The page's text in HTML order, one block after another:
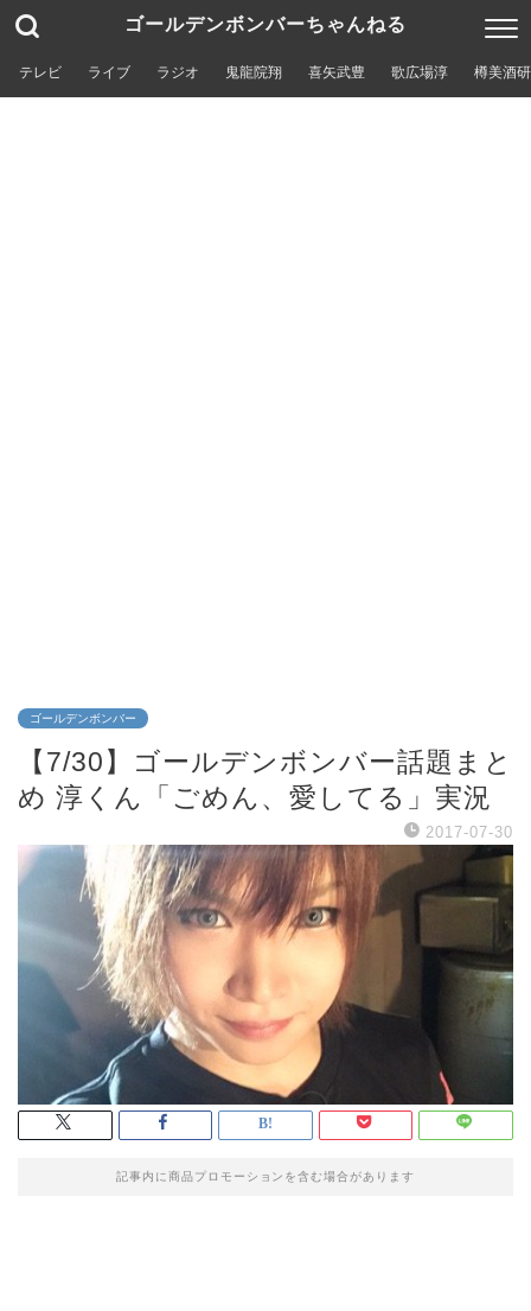
ゴールデンボンバーちゃんねる
テレビ ライブ ラジオ 鬼龍院翔 喜矢武豊 歌広場淳 樽美酒
ゴールデンボンバー
【7/30】ゴールデンボンバー話題まと
め 淳くん「ごめん、愛してる」実況
2017-07-30
記事内に商品プロモーションを含む場合があります